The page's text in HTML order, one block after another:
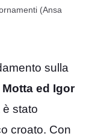
(Ansa
sulla
ed Igor
è stato
croato. Con